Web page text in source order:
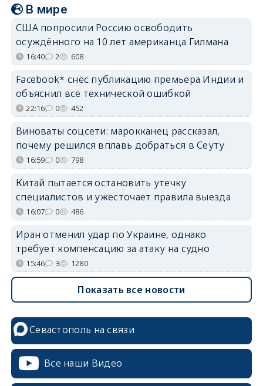
В мире
США попросили Россию освободить
осуждённого на 10 лет американца Гилмана
16:40 2 608
Facebook* снёс публикацию премьера Индии и
объяснил всё технической ошибкой
22:16 0 452
Виноваты соцсети: марокканец рассказал,
почему решился вплавь добраться в Сеуту
16:59 0 798
Китай пытается остановить утечку
специалистов и ужесточает правила выезда
16:07 0 486
Иран отменил удар по Украине, однако
требует компенсацию за атаку на судно
15:46 3 1280
Показать все новости
Севастополь на связи
Все наши Видео